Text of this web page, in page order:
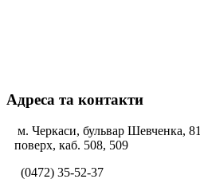
Адреса та контакти
м. Черкаси, бульвар Шевченка,
поверх, каб. 508, 509
(0472) 35-52-37